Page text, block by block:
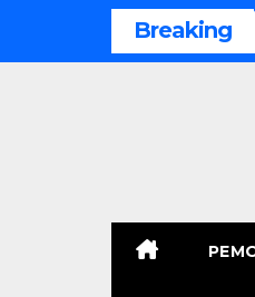
Breaking
лучшие направления